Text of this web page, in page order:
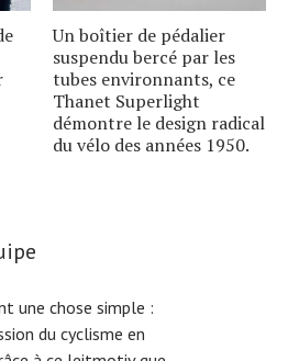
Un boîtier de pédalier
suspendu bercé par les
tubes environnants, ce
Thanet Superlight
démontre le design radical
du vélo des années 1950.
une chose simple :
du cyclisme en